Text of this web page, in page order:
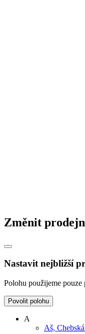
Změnit
Nastavit nejbližší
Polohu použijeme
Povolit polohu
A
Aš,